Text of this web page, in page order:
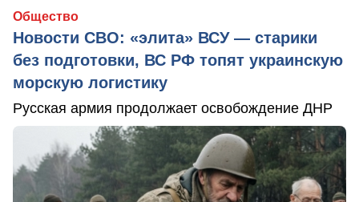
Общество
Новости СВО: «элита» ВСУ — старики
без подготовки, ВС РФ топят украинскую
морскую логистику
Русская армия продолжает освобождение ДНР